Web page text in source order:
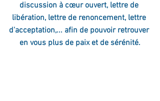
discussion à cœur ouvert, lettre de
libération, lettre de renoncement, lettre
d'acceptation,... afin de pouvoir retrouver
en vous plus de paix et de sérénité.